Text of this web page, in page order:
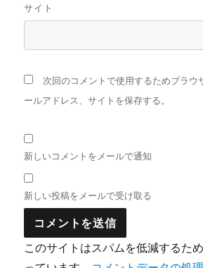
サイト
次回のコメントで使用するためブラウ
ールアドレス、サイトを保存する。
新しいコメントをメールで通知
新しい投稿をメールで受け取る
このサイトはスパムを低減するた